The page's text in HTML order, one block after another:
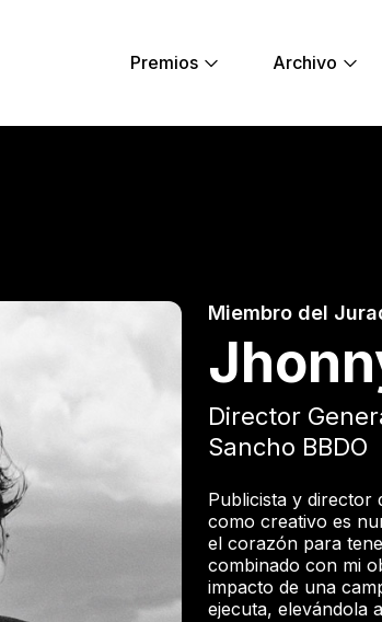
Premios
Archivo
Miembro del
Director
Sancho BBDO
Publicista y director
como creativo es
el corazón para
combinado con mi
impacto de una
ejecuta, elevándola